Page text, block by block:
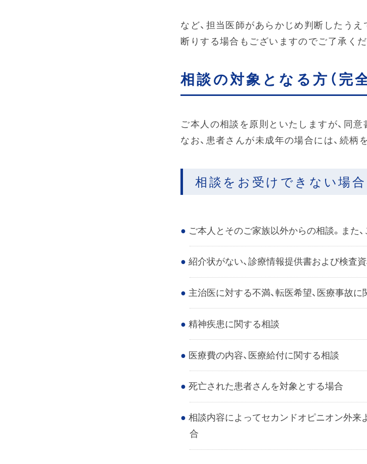
など、担当医師があらかじめ判断したう
断りする場合もございますのでご了承くだ
相談の対象となる方（完
ご本人の相談を原則といたしますが、同
なお、患者さんが未成年の場合には、続柄
相談をお受けできない場合
ご本人とそのご家族以外からの相談。また
紹介状がない、診療情報提供書および検査
主治医に対する不満、転医希望、医療事故に
精神疾患に関する相談
医療費の内容、医療給付に関する相談
死亡された患者さんを対象とする場合
相談内容によってセカンドオピニオン外
合